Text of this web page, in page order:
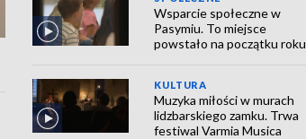
Wsparcie społeczne w
Pasymiu. To miejsce
powstało na początku roku
KULTURA
Muzyka miłości w murach
lidzbarskiego zamku. Trwa
festiwal Varmia Musica